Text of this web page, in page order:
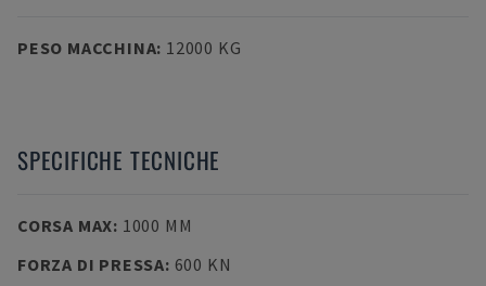
PESO MACCHINA: 12000 KG
SPECIFICHE TECNICHE
CORSA MAX: 1000 MM
FORZA DI PRESSA: 600 KN